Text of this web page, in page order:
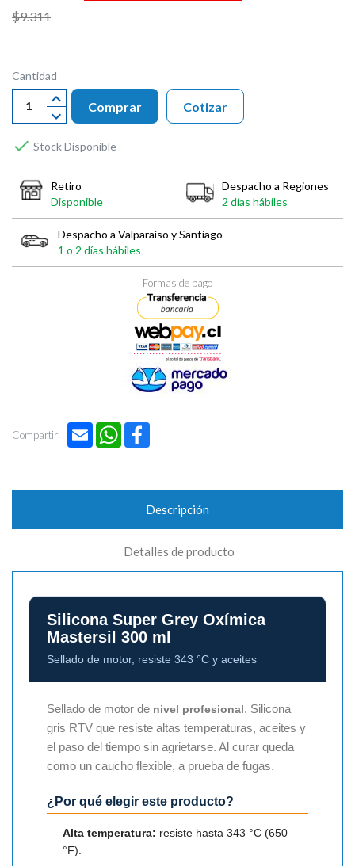
$9.311
Cantidad
Comprar
 Stock Disponible
Cotizar
Retiro
Disponible
Despacho a Regiones
2 días hábiles
Despacho a Valparaíso y Santiago
1 o 2 días hábiles
Formas de pago
Compartir Email WhatsApp
Descripción
Detalles de producto
Silicona Super Grey Oxímica
Mastersil 300 ml
Sellado de motor, resiste 343 °C y aceites
Sellado de motor de nivel profesional. Silicona
gris RTV que resiste altas temperaturas, aceites y
el paso del tiempo sin agrietarse. Al curar queda
como un caucho flexible, a prueba de fugas.
¿Por qué elegir este producto?
Alta temperatura: resiste hasta 343 °C (650
°F).